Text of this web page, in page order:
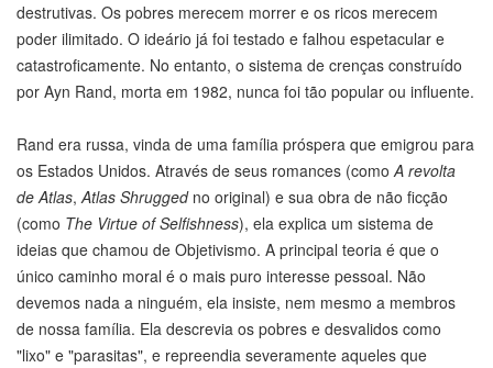
destrutivas. Os pobres merecem morrer e os ricos merecem
poder ilimitado. O ideário já foi testado e falhou espetacular e
catastroficamente. No entanto, o sistema de crenças construído
por Ayn Rand, morta em 1982, nunca foi tão popular ou influente.
Rand era russa, vinda de uma família próspera que emigrou para
os Estados Unidos. Através de seus romances (comoA revolta
de Atlas,Atlas Shruggedno original) e sua obra de não ficção
(como The Virtue of Selfishness), ela explica um sistema de
ideias que chamou de Objetivismo. A principal teoria é que o
único caminho moral é o mais puro interesse pessoal. Não
devemos nada a ninguém, ela insiste, nem mesmo a membros
de nossa família. Ela descrevia os pobres e desvalidos como
"lixo" e "parasitas", e repreendia severamente aqueles que